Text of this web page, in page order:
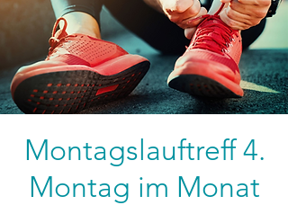
Montagslauftreff 4.
Montag im Monat